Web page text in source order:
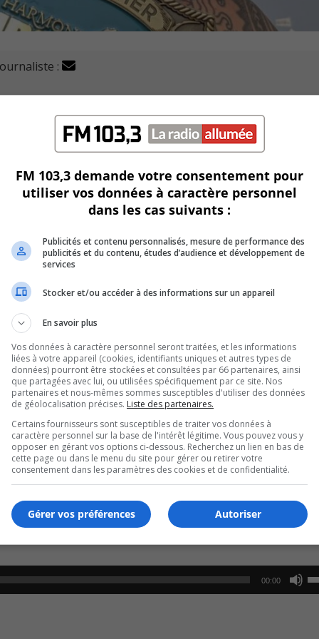
:
Bertrand, vient à peine de compléter un Ironman
plus intense.
étape dans ce que M. Bertrand décrit comme une
longs de la discipline du triathlon.
constitué de 3,8 km de nage, 180,2 km de vélo, et
une version raccourcie de moitié de l’épreuve de base.
une fois ses limites en participant à un
Mexique.
à un certain nombre d’obstacles supplémentaires à
d’un pays à l’autre.
sec du Mexique ainsi qu’à l’environnement où l’épreuve
puisque sa participation auIronmann’est pas motivée
00:00
FM 103,3 demande votre consentement pour
utiliser vos données à caractère personnel
dans les cas suivants :
Publicités et contenu personnalisés, mesure de performance des
publicités et du contenu, études d’audience et développement de
services
Stocker et/ou accéder à des informations sur un appareil
En savoir plus
Vos données à caractère personnel seront traitées, et les informations
liées à votre appareil (cookies, identifiants uniques et autres types de
données) pourront être stockées et consultées par 66 partenaires, ainsi
que partagées avec lui, ou utilisées spécifiquement par ce site. Nos
partenaires et nous-mêmes sommes susceptibles d'utiliser des données
de géolocalisation précises. Liste des partenaires.
Certains fournisseurs sont susceptibles de traiter vos données à
caractère personnel sur la base de l'intérêt légitime. Vous pouvez vous y
opposer en gérant vos options ci-dessous. Recherchez un lien en bas de
cette page ou dans le menu du site pour gérer ou retirer votre
consentement dans les paramètres des cookies et de confidentialité.
Autoriser
Gérer vos préférences